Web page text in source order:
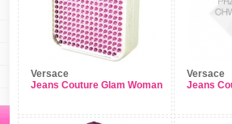
Versace
Jeans Couture Glam Woman
Versace
Jeans